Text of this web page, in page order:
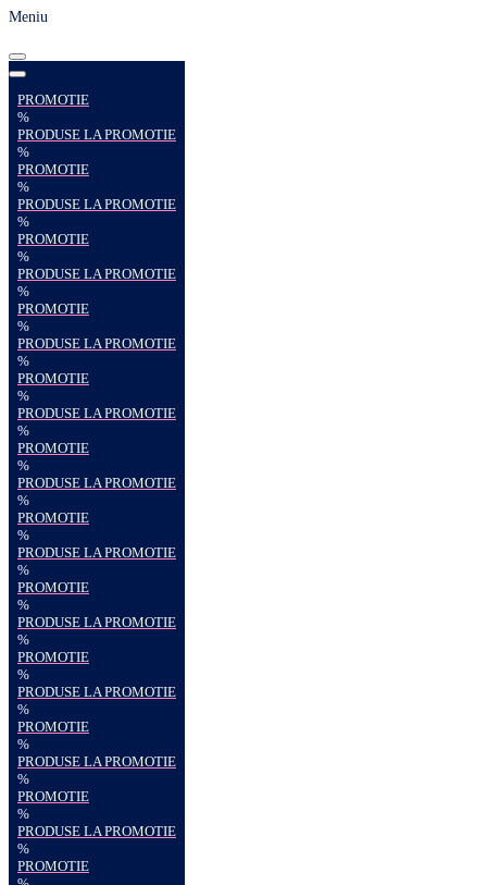
Meniu
PROMOTIE
%
PRODUSE LA PROMOTIE
%
PROMOTIE
%
PRODUSE LA PROMOTIE
%
PROMOTIE
%
PRODUSE LA PROMOTIE
%
PROMOTIE
%
PRODUSE LA PROMOTIE
%
PROMOTIE
%
PRODUSE LA PROMOTIE
%
PROMOTIE
%
PRODUSE LA PROMOTIE
%
PROMOTIE
%
PRODUSE LA PROMOTIE
%
PROMOTIE
%
PRODUSE LA PROMOTIE
%
PROMOTIE
%
PRODUSE LA PROMOTIE
%
PROMOTIE
%
PRODUSE LA PROMOTIE
%
PROMOTIE
%
PRODUSE LA PROMOTIE
%
PROMOTIE